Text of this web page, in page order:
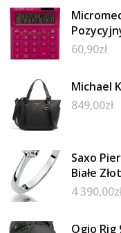
60,90zł
Michael
849,00zł
Saxo
Białe
4 390,00
Ogio Rig